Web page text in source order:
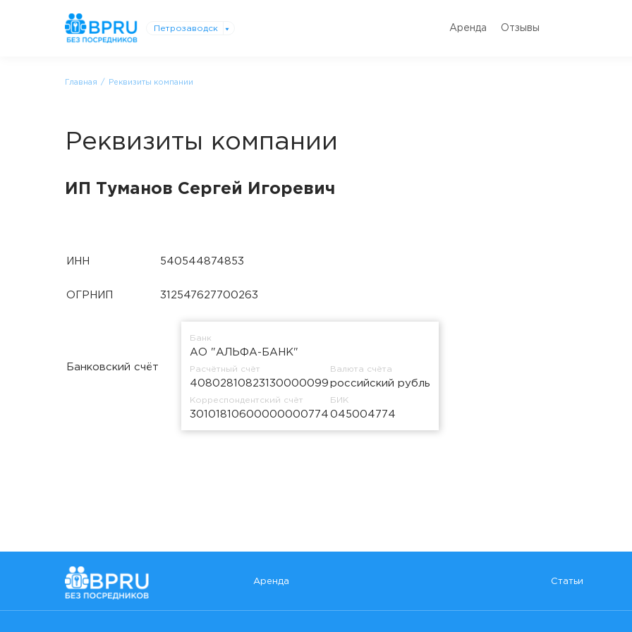
Петрозаводск Аренда Отзывы
Главная Реквизиты компании
Реквизиты компании
ИП Туманов Сергей Игоревич
ИНН 540544874853
ОГРНИП 312547627700263
Банковский счёт
Банк
АО "АЛЬФА-БАНК"
Расчётный счёт
40802810823130000099
Валюта счёта
российский рубль
Корреспондентский счёт
30101810600000000774
БИК
045004774
Аренда Статьи